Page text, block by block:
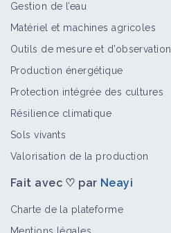
Gestion de l’eau
Matériel et machines agricoles
Outils de mesure et d’observation
Production énergétique
Protection intégrée des cultures
Résilience climatique
Sols vivants
Valorisation de la production
Fait avec ♡ par Neayi
Charte de la plateforme